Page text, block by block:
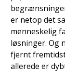
er netop det
menneskelig
løsninger. Og
fjernt
allerede er